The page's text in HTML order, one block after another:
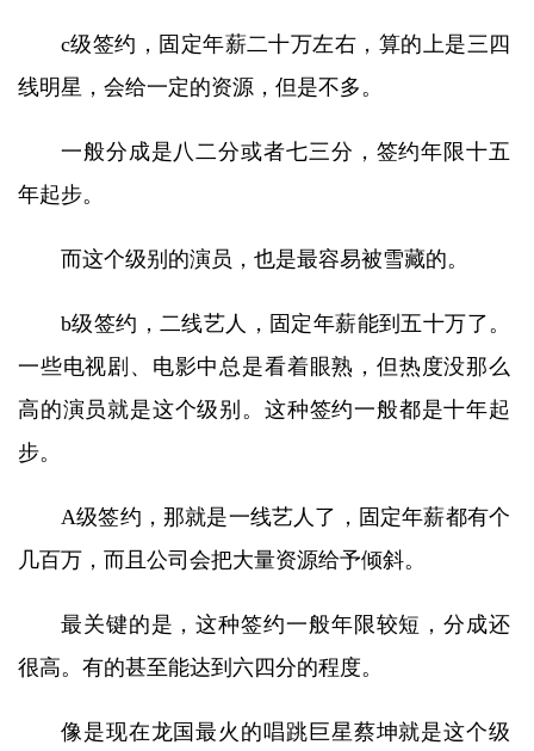
c级签约，固定年薪二十万左右，算的上是三四
线明星，会给一定的资源，但是不多。
一般分成是八二分或者七三分，签约年限十五
年起步。
而这个级别的演员，也是最容易被雪藏的。
b级签约，二线艺人，固定年薪能到五十万了。
一些电视剧、电影中总是看着眼熟，但热度没那么
高的演员就是这个级别。这种签约一般都是十年起
步。
A级签约，那就是一线艺人了，固定年薪都有个
几百万，而且公司会把大量资源给予倾斜。
最关键的是，这种签约一般年限较短，分成还
很高。有的甚至能达到六四分的程度。
像是现在龙国最火的唱跳巨星蔡坤就是这个级